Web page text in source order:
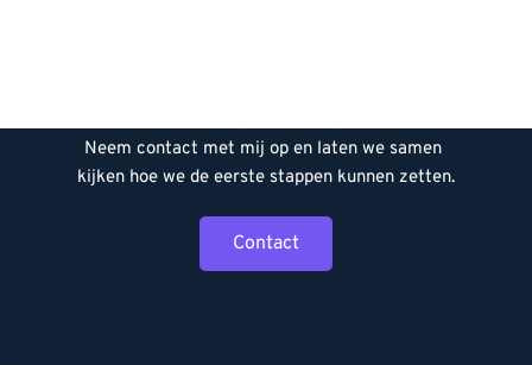
Neem contact met mij op en laten we samen
kijken hoe we de eerste stappen kunnen zetten.
Contact